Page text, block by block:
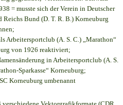
= musste sich der Verein in Deutscher
Reichs Bund (D. T. R. B.) Korneuburg
Arbeitersportclub (A. S. C.) „Marathon“
von 1926 reaktiviert;
in Arbeitersportclub (A. S.
Sparkasse“ Korneuburg;
Korneuburg umbenannt